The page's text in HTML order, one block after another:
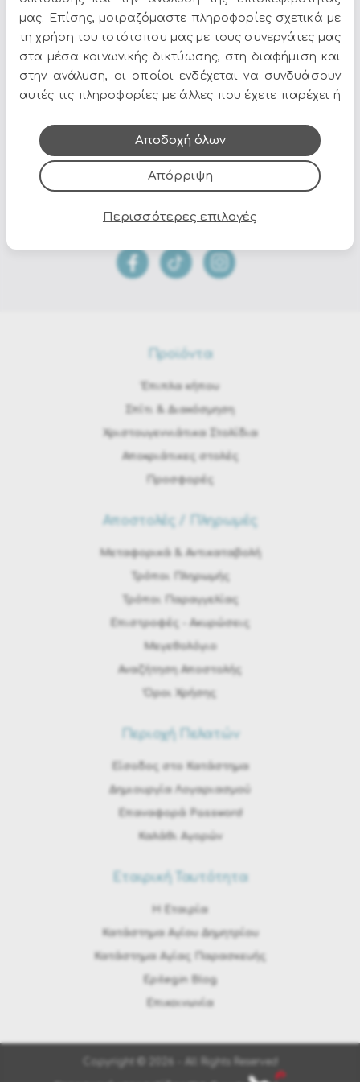
Περιλαμβάνει Μαξιλάρι αδιαβροχοποιημένο με αφαιρούμενο
κάλυμμα
Όλες οι προσφορές και τα νέα του Epilegin,
στο email και τα social media!
Προϊόντα
Έπιπλα κήπου
Σπίτι & Διακόσμηση
Χριστουγεννιάτικα Στολίδια
Αποκριάτικες στολές
Προσφορές
Αποστολές / Πληρωμές
Μεταφορικά & Αντικαταβολή
Τρόποι Πληρωμής
Τρόποι Παραγγελίας
Eπιστροφές - Ακυρώσεις
Μεγεθολόγιο
Αναζήτηση Αποστολής
Όροι Χρήσης
Περιοχή Πελατών
Είσοδος στο Κατάστημα
Δημιουργία Λογαριασμού
Επαναφορά Password
Καλάθι Αγορών
Εταιρική Ταυτότητα
H Εταιρία
Κατάστημα Αγίου Δημητρίου
Κατάστημα Αγίας Παρασκευής
Epilegin Blog
Επικοινωνία
Copyright © 2026 - All Rights Reserved
μας. Επίσης, μοιραζόμαστε πληροφορίες σχετικά με
τη χρήση του ιστότοπου μας με τους συνεργάτες μας
στα μέσα κοινωνικής δικτύωσης, στη διαφήμιση και
στην ανάλυση, οι οποίοι ενδέχεται να συνδυάσουν
αυτές τις πληροφορίες με άλλες που έχετε παρέχει ή
τους.
Απόρριψη
Αποδοχή όλων
Περισσότερες επιλογές